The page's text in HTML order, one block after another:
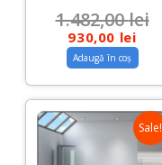
1.482,00lei
930,00 lei
Adaugă în coș
Sale!